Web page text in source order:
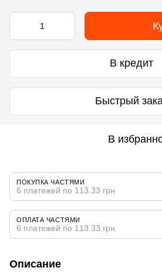
В кредит
Быстрый
В
ПОКУПКА ЧАСТЯМИ
6 платежей по 113.33 грн
ОПЛАТА ЧАСТЯМИ
6 платежей по 113.33 грн
Описание